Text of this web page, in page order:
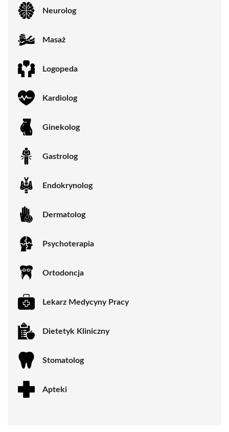
Neurolog
Masaż
Logopeda
Kardiolog
Ginekolog
Gastrolog
Endokrynolog
Dermatolog
Psychoterapia
Ortodoncja
Lekarz Medycyny Pracy
Dietetyk Kliniczny
Stomatolog
Apteki